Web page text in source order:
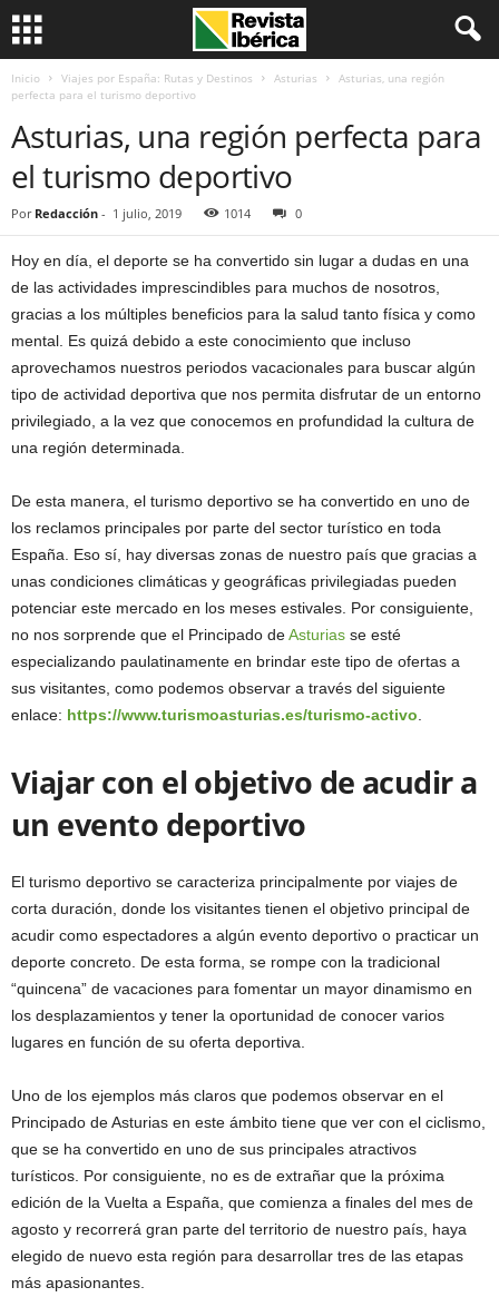
Inicio Viajes por España: Rutas y Destinos Asturias
Asturias, una región
perfecta para el turismo deportivo
Asturias, una región perfecta para
el turismo deportivo
Por Redacción - 1 julio, 2019 1014 0
Hoy en día, el deporte se ha convertido sin lugar a dudas en una
de las actividades imprescindibles para muchos de nosotros,
gracias a los múltiples beneficios para la salud tanto física y como
mental. Es quizá debido a este conocimiento que incluso
aprovechamos nuestros periodos vacacionales para buscar algún
tipo de actividad deportiva que nos permita disfrutar de un entorno
privilegiado, a la vez que conocemos en profundidad la cultura de
una región determinada.
De esta manera, el turismo deportivo se ha convertido en uno de
los reclamos principales por parte del sector turístico en toda
España. Eso sí, hay diversas zonas de nuestro país que gracias a
unas condiciones climáticas y geográficas privilegiadas pueden
potenciar este mercado en los meses estivales. Por consiguiente,
no nos sorprende que el Principado deAsturias se esté
especializando paulatinamente en brindar este tipo de ofertas a
sus visitantes, como podemos observar a través del siguiente
enlace: https://www.turismoasturias.es/turismo-activo
Viajar con el objetivo de acudir a
un evento deportivo
El turismo deportivo se caracteriza principalmente por viajes de
corta duración, donde los visitantes tienen el objetivo principal de
acudir como espectadores a algún evento deportivo o practicar un
deporte concreto. De esta forma, se rompe con la tradicional
“quincena” de vacaciones para fomentar un mayor dinamismo en
los desplazamientos y tener la oportunidad de conocer varios
lugares en función de su oferta deportiva.
Uno de los ejemplos más claros que podemos observar en el
Principado de Asturias en este ámbito tiene que ver con el ciclismo,
que se ha convertido en uno de sus principales atractivos
turísticos. Por consiguiente, no es de extrañar que la próxima
edición de la Vuelta a España, que comienza a finales del mes de
agosto y recorrerá gran parte del territorio de nuestro país, haya
elegido de nuevo esta región para desarrollar tres de las etapas
más apasionantes.